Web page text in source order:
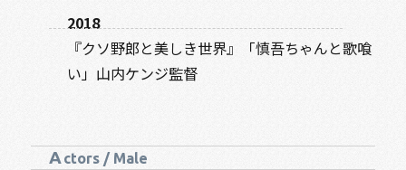
2018
『クソ野郎と美しき世界』「慎吾ちゃんと歌喰
い」山内ケンジ監督
A ctors / Male